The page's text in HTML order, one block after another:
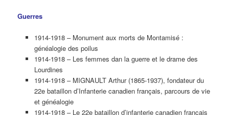
Guerres
1914-1918 – Monument aux morts de Montamisé :
généalogie des poilus
1914-1918 – Les femmes dan la guerre et le drame des
Lourdines
1914-1918 – MIGNAULT Arthur (1865-1937), fondateur du
22e bataillon d’Infanterie canadien français, parcours de vie
et généalogie
1914-1918 – Le 22e bataillon d’infanterie canadien français